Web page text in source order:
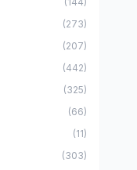
(273)
(207)
(442)
(325)
(66)
(11)
(303)